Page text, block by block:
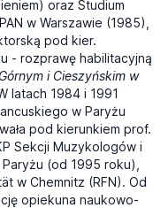
oraz Studium
w Warszawie (1985),
pod kier.
- rozprawę habilitacyjną
i Cieszyńskim w
latach 1984 i 1991
w Paryżu
pod kierunkiem prof.
Sekcji Muzykologów i
(od 1995 roku),
w Chemnitz (RFN). Od
opiekuna naukowo-